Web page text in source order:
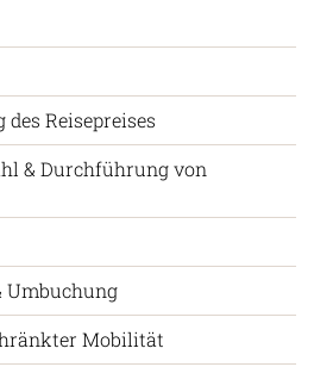
Reisepreises
& Durchführung von
Umbuchung
Mobilität